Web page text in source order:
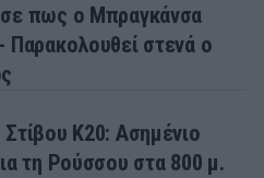
πως ο Μπραγκάνσα
Παρακολουθεί στενά ο
Κ20: Ασημένιο
τη Ρούσσου στα 800 μ.